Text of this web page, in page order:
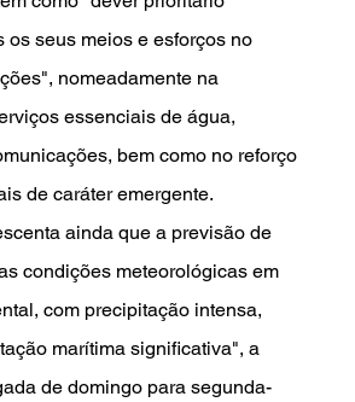
os seus meios e esforços no
nomeadamente na
essenciais de água,
bem como no reforço
de caráter emergente.
ainda que a previsão de
condições meteorológicas em
com precipitação intensa,
marítima significativa", a
de domingo para segunda-